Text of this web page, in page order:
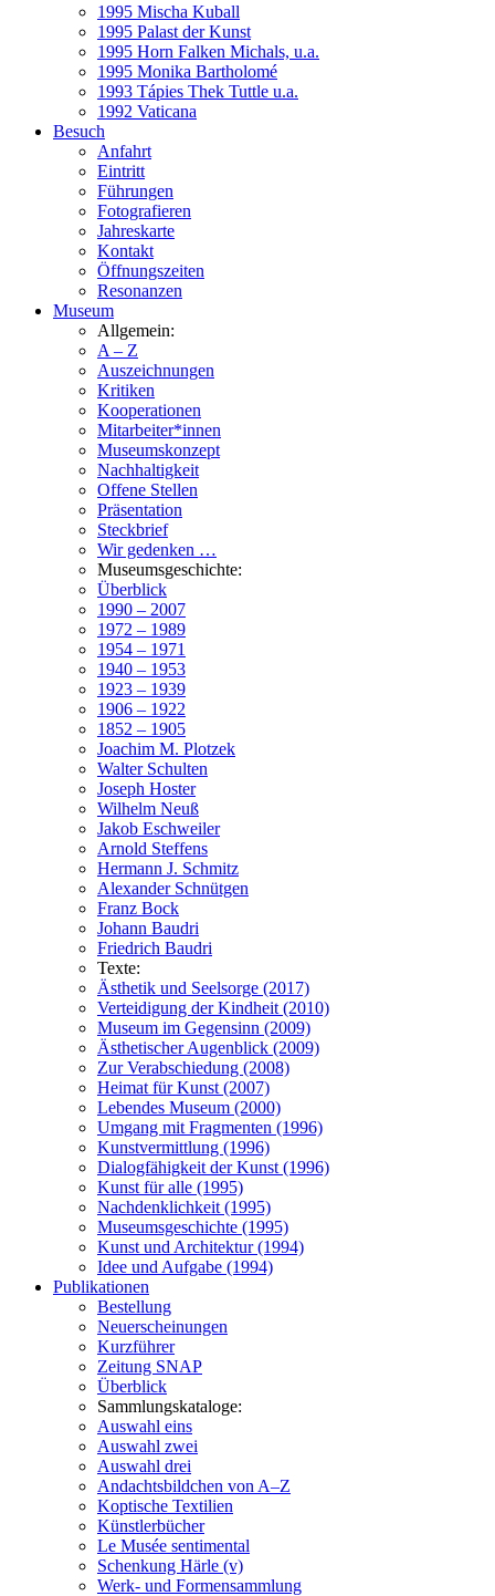
1995 Mischa Kuball
1995 Palast der Kunst
1995 Horn Falken Michals, u.a.
1995 Monika Bartholomé
1993 Tápies Thek Tuttle u.a.
1992 Vaticana
Besuch
Anfahrt
Eintritt
Führungen
Fotografieren
Jahreskarte
Kontakt
Öffnungszeiten
Resonanzen
Museum
Allgemein:
A – Z
Auszeichnungen
Kritiken
Kooperationen
Mitarbeiter*innen
Museumskonzept
Nachhaltigkeit
Offene Stellen
Präsentation
Steckbrief
Wir gedenken …
Museumsgeschichte:
Überblick
1990 – 2007
1972 – 1989
1954 – 1971
1940 – 1953
1923 – 1939
1906 – 1922
1852 – 1905
Joachim M. Plotzek
Walter Schulten
Joseph Hoster
Wilhelm Neuß
Jakob Eschweiler
Arnold Steffens
Hermann J. Schmitz
Alexander Schnütgen
Franz Bock
Johann Baudri
Friedrich Baudri
Texte:
Ästhetik und Seelsorge (2017)
Verteidigung der Kindheit (2010)
Museum im Gegensinn (2009)
Ästhetischer Augenblick (2009)
Zur Verabschiedung (2008)
Heimat für Kunst (2007)
Lebendes Museum (2000)
Umgang mit Fragmenten (1996)
Kunstvermittlung (1996)
Dialogfähigkeit der Kunst (1996)
Kunst für alle (1995)
Nachdenklichkeit (1995)
Museumsgeschichte (1995)
Kunst und Architektur (1994)
Idee und Aufgabe (1994)
Publikationen
Bestellung
Neuerscheinungen
Kurzführer
Zeitung SNAP
Überblick
Sammlungskataloge:
Auswahl eins
Auswahl zwei
Auswahl drei
Andachtsbildchen von A–Z
Koptische Textilien
Künstlerbücher
Le Musée sentimental
Schenkung Härle (v)
Werk- und Formensammlung